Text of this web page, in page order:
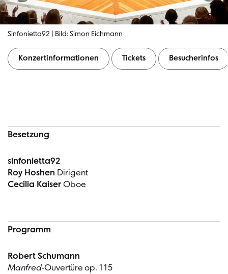
Sinfonietta92 | Bild: Simon Eichmann
Konzertinformationen Tickets Besucherinfos
Besetzung
sinfonietta92
Roy Hoshen Dirigent
Cecilia Kaiser Oboe
Programm
Robert Schumann
Manfred-Ouvertüre op. 115